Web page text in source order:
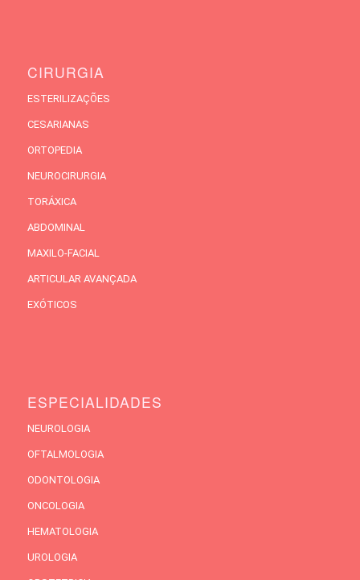
CIRURGIA
ESTERILIZAÇÕES
CESARIANAS
ORTOPEDIA
NEUROCIRURGIA
TORÁXICA
ABDOMINAL
MAXILO-FACIAL
ARTICULAR AVANÇADA
EXÓTICOS
ESPECIALIDADES
NEUROLOGIA
OFTALMOLOGIA
ODONTOLOGIA
ONCOLOGIA
HEMATOLOGIA
UROLOGIA